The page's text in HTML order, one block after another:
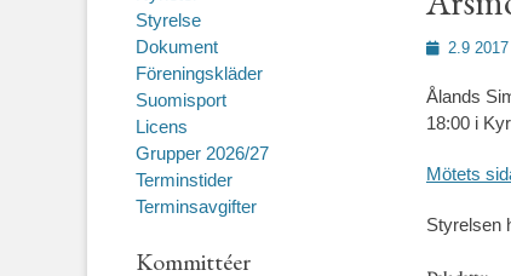
Publicerad
2.9 2017
Ålands
18:00 i
Mötets
Styrelsen
Styrelse
Dokument
Föreningskläder
Suomisport
Licens
Grupper 2026/27
Terminstider
Terminsavgifter
Kommittéer